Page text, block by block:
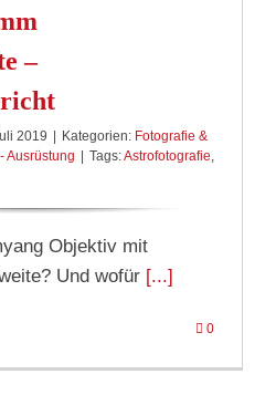
–
2019 Kategorien: Fotografie &
Ausrüstung Tags:Astrofotografie,
Objektiv mit
Und wofür [...]
0